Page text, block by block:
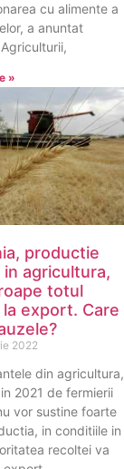
cu alimente a
a anuntat
»
productie
agricultura,
totul
export. Care
2022
din agricultura,
2021 de fermierii
vor sustine foarte
in conditiile in
recoltei va